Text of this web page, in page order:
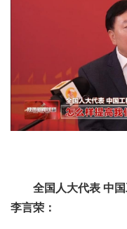
全国人大代表 中
李言荣：